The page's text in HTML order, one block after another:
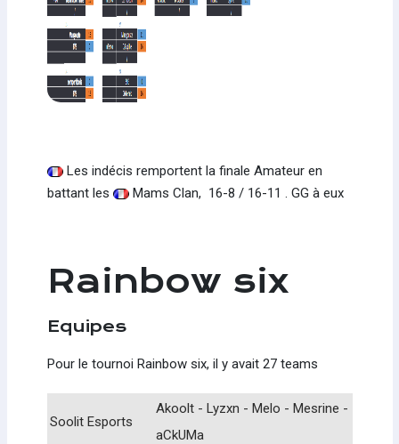
Les indécis remportent la finale Amateur en
battant les
Mams Clan, 16-8 / 16-11 . GG à eux
Rainbow six
Equipes
Pour le tournoi Rainbow six, il y avait 27 teams
Soolit Esports
Akoolt - Lyzxn - Melo - Mesrine -
aCkUMa